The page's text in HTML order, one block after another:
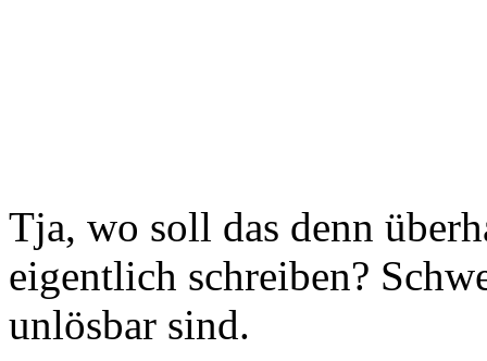
Tja, wo soll das denn
eigentlich schreiben?
unlösbar sind.